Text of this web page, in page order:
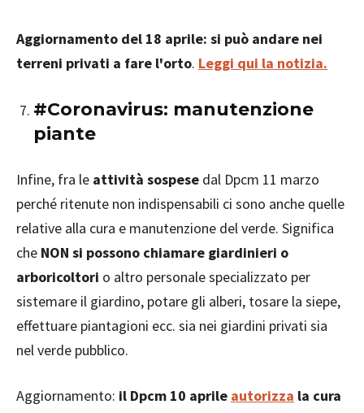
Aggiornamento del 18 aprile: si può andare nei
terreni privati a fare l'orto. Leggi qui la notizia.
#Coronavirus: manutenzione
piante
Infine, fra le attività sospese dal Dpcm 11 marzo
perché ritenute non indispensabili ci sono anche quelle
relative alla cura e manutenzione del verde. Significa
che NON si possono chiamare giardinieri o
arboricoltori o altro personale specializzato per
sistemare il giardino, potare gli alberi, tosare la siepe,
effettuare piantagioni ecc. sia nei giardini privati sia
nel verde pubblico.
Aggiornamento: il Dpcm 10 aprile autorizza la cura